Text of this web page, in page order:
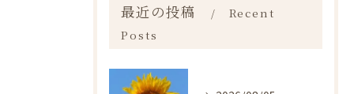
最近の投稿
Recent
Posts